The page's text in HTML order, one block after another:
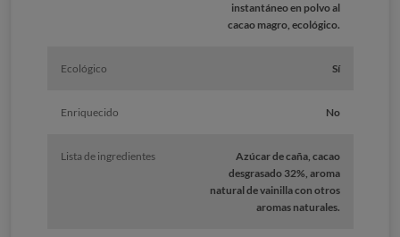
instantáneo en polvo al
cacao magro, ecológico.
Ecológico Sí
Enriquecido No
Lista de ingredientes
Azúcar de caña, cacao
desgrasado 32%, aroma
natural de vainilla con otros
aromas naturales.